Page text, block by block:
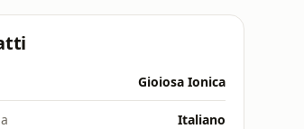
Gioiosa Ionica
Italiano